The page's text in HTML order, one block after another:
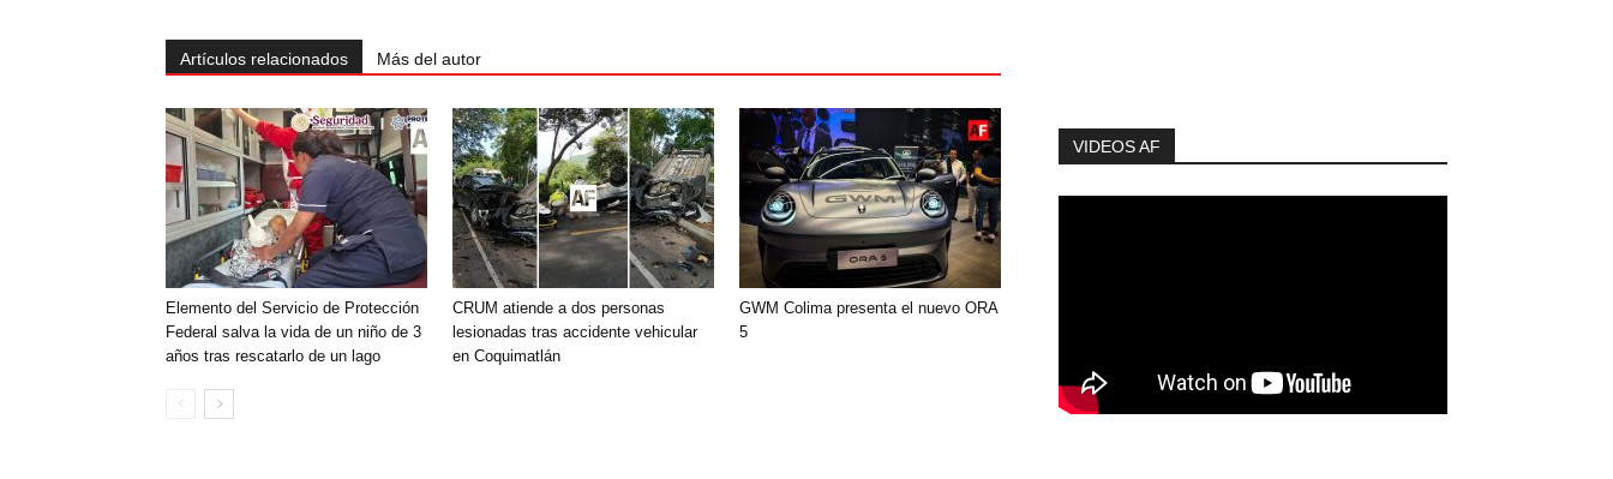
Artículos relacionados Más del autor
Elemento del Servicio de Protección
Federal salva la vida de un niño de 3
años tras rescatarlo de un lago
CRUM atiende a dos personas
lesionadas tras accidente vehicular
en Coquimatlán
GWM Colima presenta el nuevo ORA
5
VIDEOS AF